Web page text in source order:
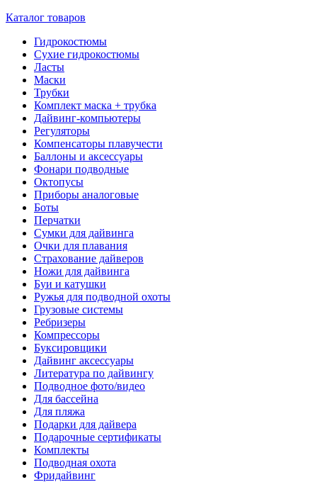
Каталог товаров
Гидрокостюмы
Сухие гидрокостюмы
Ласты
Маски
Трубки
Комплект маска + трубка
Дайвинг-компьютеры
Регуляторы
Компенсаторы плавучести
Баллоны и аксессуары
Фонари подводные
Октопусы
Приборы аналоговые
Боты
Перчатки
Сумки для дайвинга
Очки для плавания
Страхование дайверов
Ножи для дайвинга
Буи и катушки
Ружья для подводной охоты
Грузовые системы
Ребризеры
Компрессоры
Буксировщики
Дайвинг аксессуары
Литература по дайвингу
Подводное фото/видео
Для бассейна
Для пляжа
Подарки для дайвера
Подарочные сертификаты
Комплекты
Подводная охота
Фридайвинг